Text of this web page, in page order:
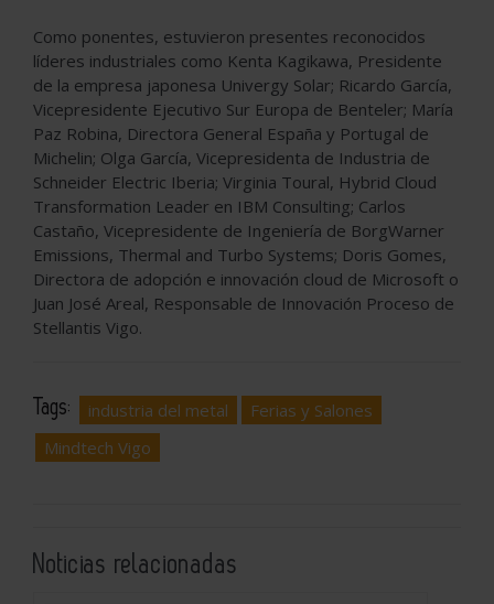
Como ponentes, estuvieron presentes reconocidos
líderes industriales como Kenta Kagikawa, Presidente
de la empresa japonesa Univergy Solar; Ricardo García,
Vicepresidente Ejecutivo Sur Europa de Benteler; María
Paz Robina, Directora General España y Portugal de
Michelin; Olga García, Vicepresidenta de Industria de
Schneider Electric Iberia; Virginia Toural, Hybrid Cloud
Transformation Leader en IBM Consulting; Carlos
Castaño, Vicepresidente de Ingeniería de BorgWarner
Emissions, Thermal and Turbo Systems; Doris Gomes,
Directora de adopción e innovación cloud de Microsoft o
Juan José Areal, Responsable de Innovación Proceso de
Stellantis Vigo.
Tags: industria del metal
Ferias y Salones
Mindtech Vigo
Noticias relacionadas